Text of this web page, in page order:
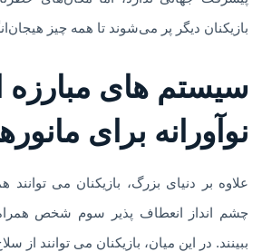
بازیکنان دیگر پر می‌شوند تا همه چیز
سیستم های مبارزه
نوآورانه برای
علاوه بر دنیای بزرگ، بازیکنان می
چشم انداز انعطاف پذیر سوم شخص همراه
ببینند. در این میان، بازیکنان می توانند از